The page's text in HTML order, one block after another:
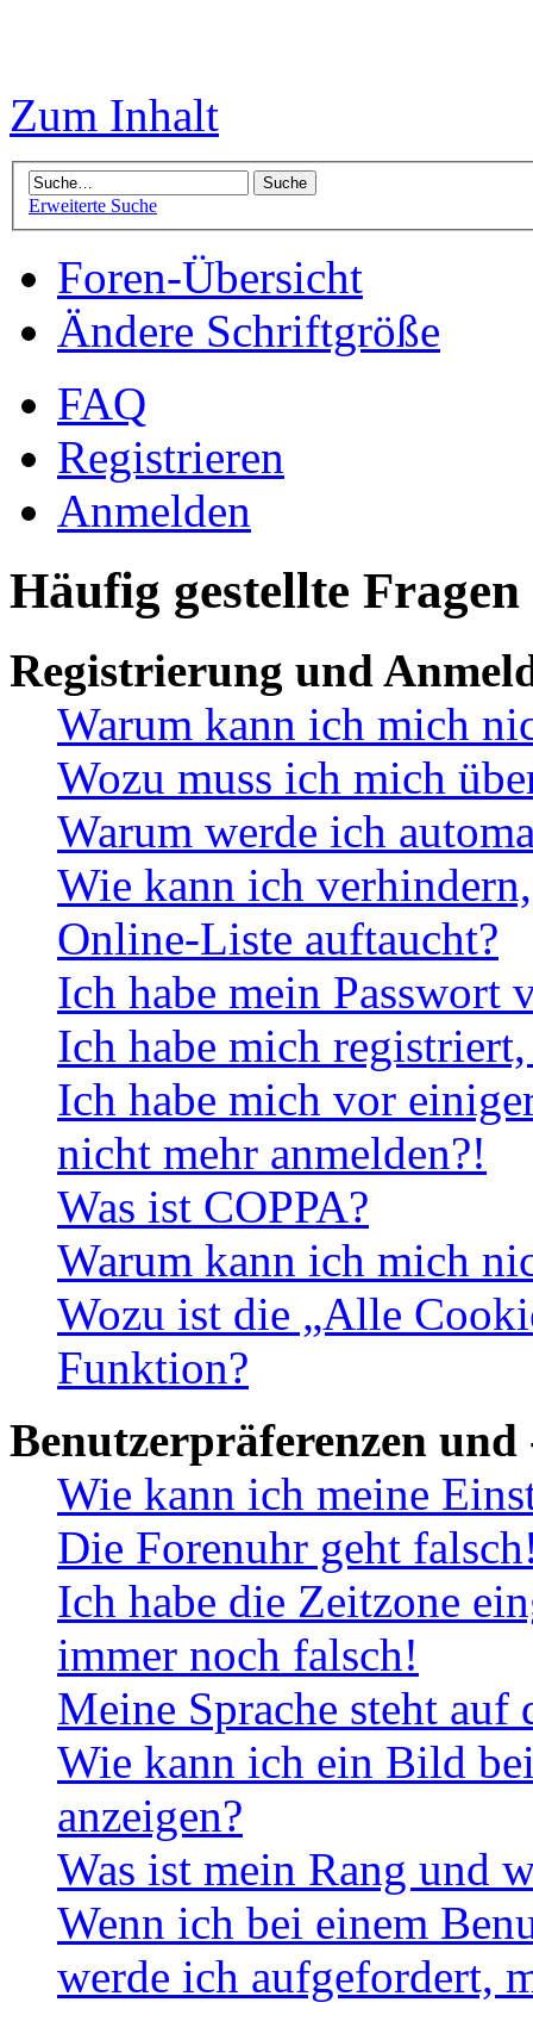
Zum Inhalt
Erweiterte Suche
Foren-Übersicht
Ändere Schriftgröße
FAQ
Registrieren
Anmelden
Häufig gestellte Fragen
Registrierung und
Warum kann ich mich
Wozu muss ich mich
Warum werde ich
Wie kann ich
Online-Liste auftaucht?
Ich habe mein Passwort
Ich habe mich
Ich habe mich vor
nicht mehr anmelden?!
Was ist COPPA?
Warum kann ich mich
Wozu ist die „Alle
Funktion?
Benutzerpräferenzen und
Wie kann ich meine
Die Forenuhr geht
Ich habe die Zeitzone
immer noch falsch!
Meine Sprache steht
Wie kann ich ein Bild
anzeigen?
Was ist mein Rang und
Wenn ich bei einem
werde ich aufgefordert,